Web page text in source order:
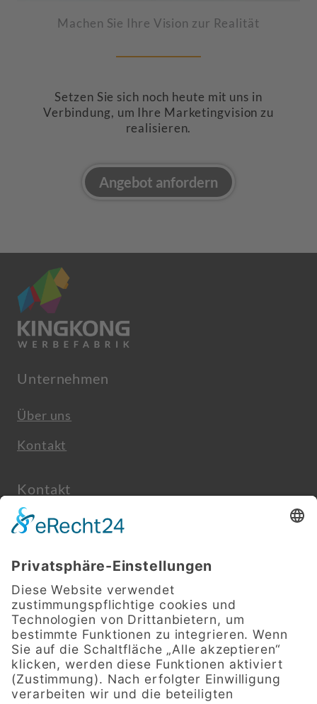
Machen Sie Ihre Vision zur Realität
Setzen Sie sich noch heute mit uns in
Verbindung, um Ihre Marketingvision zu
realisieren.
Angebot anfordern
Unternehmen
Über uns
Kontakt
Kontakt
info@kingkong-werbefabrik.de
Beim Ölsteg 4
97980 Bad Mergentheim
Geschäftszeiten
Mo. 08:00–12:00, 13:00–17:00 Uhr
Di. 08:00–12:00, 13:00–17:00 Uhr